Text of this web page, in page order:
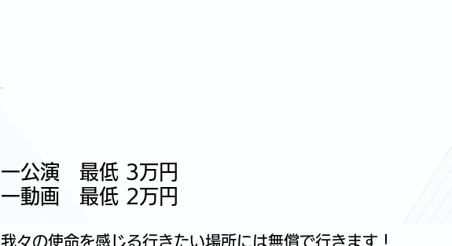
一公演 最低 3万円
一動画 最低 2万円
我々の使命を感じる行きたい場所には無償で行きます！